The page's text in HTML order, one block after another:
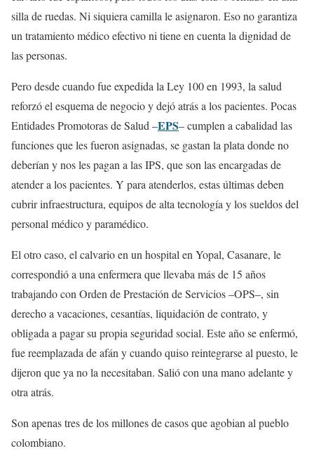
silla de ruedas. Ni siquiera camilla le asignaron. Eso no garantiza
un tratamiento médico efectivo ni tiene en cuenta la dignidad de
las personas.
Pero desde cuando fue expedida la Ley 100 en 1993, la salud
reforzó el esquema de negocio y dejó atrás a los pacientes. Pocas
Entidades Promotoras de Salud –EPS– cumplen a cabalidad las
funciones que les fueron asignadas, se gastan la plata donde no
deberían y nos les pagan a las IPS, que son las encargadas de
atender a los pacientes. Y para atenderlos, estas últimas deben
cubrir infraestructura, equipos de alta tecnología y los sueldos del
personal médico y paramédico.
El otro caso, el calvario en un hospital en Yopal, Casanare, le
correspondió a una enfermera que llevaba más de 15 años
trabajando con Orden de Prestación de Servicios –OPS–, sin
derecho a vacaciones, cesantías, liquidación de contrato, y
obligada a pagar su propia seguridad social. Este año se enfermó,
fue reemplazada de afán y cuando quiso reintegrarse al puesto, le
dijeron que ya no la necesitaban. Salió con una mano adelante y
otra atrás.
Son apenas tres de los millones de casos que agobian al pueblo
colombiano.